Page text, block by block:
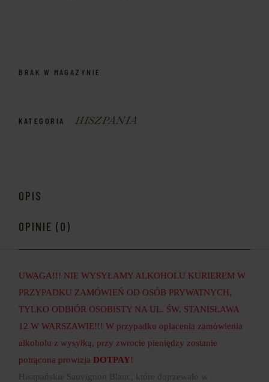
BRAK W MAGAZYNIE
KATEGORIA HISZPANIA
OPIS
OPINIE (0)
UWAGA!!! NIE WYSYŁAMY ALKOHOLU KURIEREM W
PRZYPADKU ZAMÓWIEŃ OD OSÓB PRYWATNYCH,
TYLKO ODBIÓR OSOBISTY NA UL. ŚW. STANISŁAWA
12 W WARSZAWIE!!! W przypadku opłacenia zamówienia
alkoholu z wysyłką, przy zwrocie pieniędzy zostanie
potrącona prowizjaDOTPAY!
Hiszpańskie Sauvignon Blanc, które dojrzewało w